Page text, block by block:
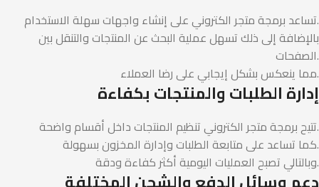
تساعد برمجة متجر الكتروني على إنشاء واجهات سهلة الاستخدام.
بالإضافة إلى ذلك تسهل عملية البحث عن المنتجات والتنقل بين
الصفحات.
مما ينعكس بشكل إيجابي على رضا العملاء.
إدارة الطلبات والمنتجات بكفاءة
تتيح برمجة متجر الكتروني تنظيم المنتجات داخل أقسام واضحة.
كما تساعد على متابعة الطلبات وإدارة المخزون بسهولة.
وبالتالي تصبح العمليات اليومية أكثر كفاءة ودقة.